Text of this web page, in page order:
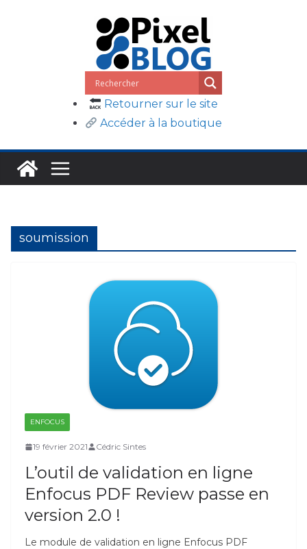
Retourner sur le site
Accéder à la boutique
soumission
ENFOCUS
19 février 2021 Cédric Sintes
L’outil de validation en ligne
Enfocus PDF Review passe en
version 2.0 !
Le module de validation en ligne Enfocus PDF